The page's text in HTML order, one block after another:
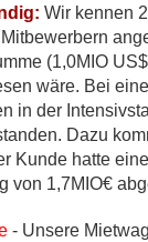
Wir kennen
(1,0MIO
wäre. Bei
in der
Dazu
Kunde hatte
von 1,7MIO€
- Unsere